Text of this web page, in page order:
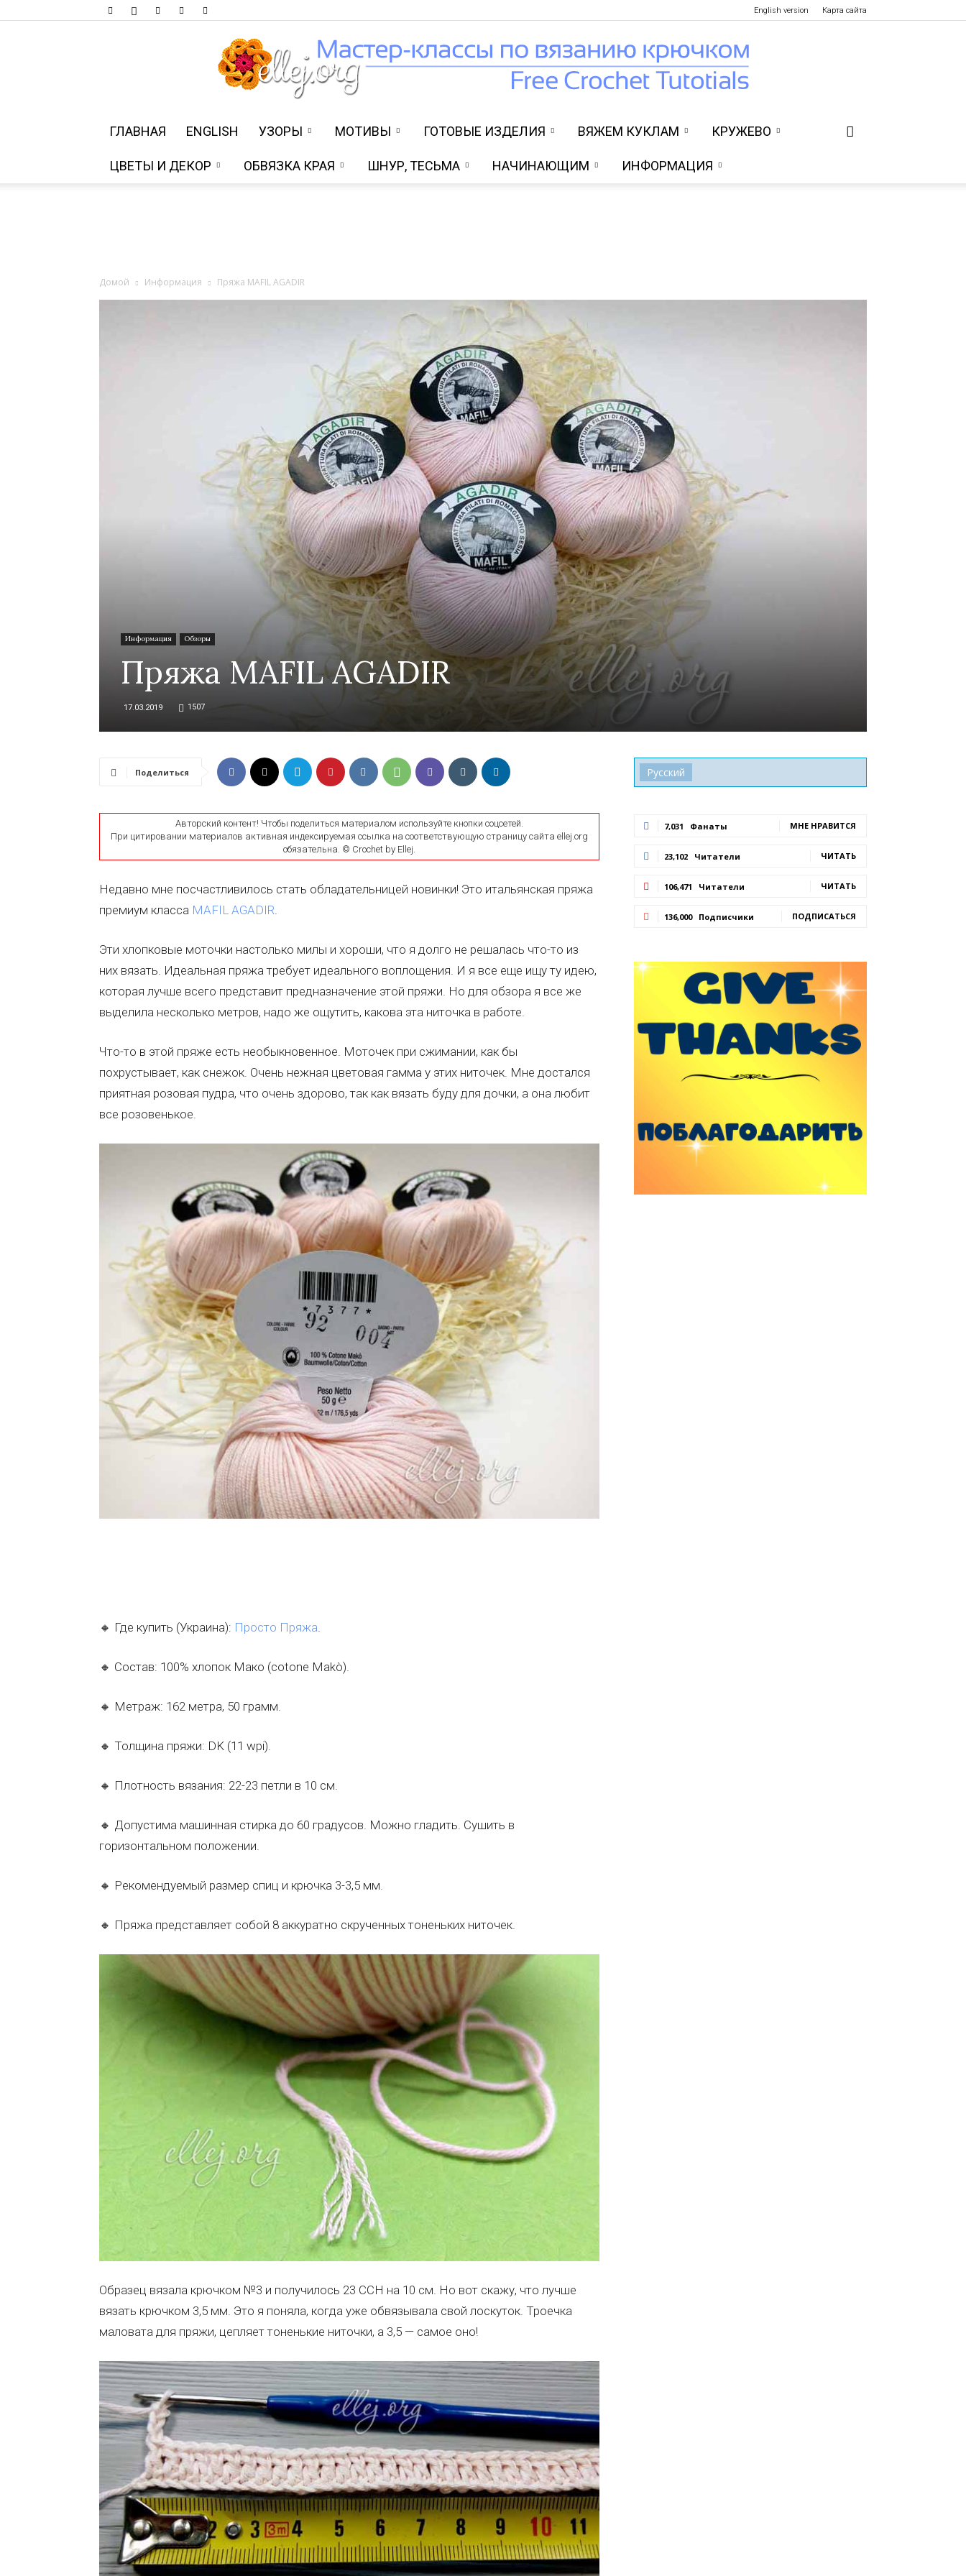
English version Карта сайта
от
Елены
Кожухарь
ГЛАВНАЯ ENGLISH УЗОРЫ МОТИВЫ ГОТОВЫЕ ИЗДЕЛИЯ ВЯЖЕМ КУКЛАМ КРУЖЕВО
ЦВЕТЫ И ДЕКОР ОБВЯЗКА КРАЯ ШНУР, ТЕСЬМА НАЧИНАЮЩИМ ИНФОРМАЦИЯ
Домой Информация Пряжа MAFIL AGADIR
Информация Обзоры
Пряжа MAFIL AGADIR
17.03.2019 1507
Поделиться
Авторский контент! Чтобы поделиться материалом используйте кнопки соцсетей.
При цитировании материалов активная индексируемая ссылка на соответствующую страницу сайта ellej.org
обязательна. © Crochet by Ellej.
Недавно мне посчастливилось стать обладательницей новинки! Это итальянская пряжа
премиум класса MAFIL AGADIR.
Эти хлопковые моточки настолько милы и хороши, что я долго не решалась что-то из
них вязать. Идеальная пряжа требует идеального воплощения. И я все еще ищу ту идею,
которая лучше всего представит предназначение этой пряжи. Но для обзора я все же
выделила несколько метров, надо же ощутить, какова эта ниточка в работе.
Что-то в этой пряже есть необыкновенное. Моточек при сжимании, как бы
похрустывает, как снежок. Очень нежная цветовая гамма у этих ниточек. Мне достался
приятная розовая пудра, что очень здорово, так как вязать буду для дочки, а она любит
все розовенькое.
🔸 Где купить (Украина): Просто Пряжа.
🔸 Состав: 100% хлопок Мако (cotone Makò).
🔸 Метраж: 162 метра, 50 грамм.
🔸 Толщина пряжи: DK (11 wpi).
🔸 Плотность вязания: 22-23 петли в 10 см.
🔸 Допустима машинная стирка до 60 градусов. Можно гладить. Сушить в
горизонтальном положении.
🔸 Рекомендуемый размер спиц и крючка 3-3,5 мм.
🔸 Пряжа представляет собой 8 аккуратно скрученных тоненьких ниточек.
Образец вязала крючком №3 и получилось 23 ССН на 10 см. Но вот скажу, что лучше
вязать крючком 3,5 мм. Это я поняла, когда уже обвязывала свой лоскуток. Троечка
маловата для пряжи, цепляет тоненькие ниточки, а 3,5 — самое оно!
Русский
7,031 Фанаты МНЕ НРАВИТСЯ
23,102 Читатели ЧИТАТЬ
106,471 Читатели ЧИТАТЬ
136,000 Подписчики ПОДПИСАТЬСЯ